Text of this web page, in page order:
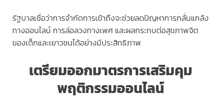
รัฐบาลเชื่อว่าการจำกัดการเข้าถึงจะช่วยลดปัญหาการกลั่นแกล้ง
ทางออนไลน์ การล่อลวงทางเพศ และผลกระทบต่อสุขภาพจิต
ของเด็กและเยาวชนได้อย่างมีประสิทธิภาพ
เตรียมออกมาตรการเสริมคุม
พฤติกรรมออนไลน์